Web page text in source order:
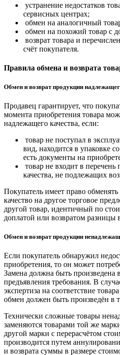
устранение недостатков
сервисных центрах;
обмен на аналогичный
обмен на похожий товар с
возврат товара и
счёт покупателя.
Правила обмена и возврата
Обмен и возврат продукции
Продавец гарантирует, что
момента приобретения товара
надлежащего качества, если:
товар не поступал в
вид, находится в упаковке
есть документы на
товар не входит в
качества, не подлежащих
Покупатель имеет право
качество на другое торговое
другой товар, идентичный по
доплатой или возвратом разницы
Обмен и возврат продукции
Если покупатель обнаружил
приобретения, то он может
Замена должна быть произведена
предъявления требования. В
экспертиза на соответствие
обмен должен быть произведён в
Технически сложные товары
заменяются товарами той же
другой марки с перерасчётом
производится путем
и возврата суммы в размере